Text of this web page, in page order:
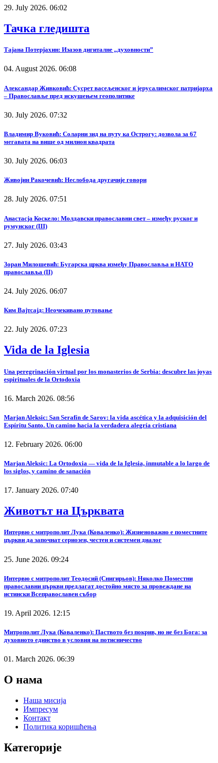
29. July 2026. 06:02
Тачка гледишта
Тајана Потерјахин: Изазов дигиталне „духовности”
04. August 2026. 06:08
Александар Живковић: Сусрет васељенског и јерусалимског патријарха
– Православље пред искушењем геополитике
30. July 2026. 07:32
Владимир Вуковић: Соларни зид на путу ка Острогу: дозвола за 67
мегавата на више од милион квадрата
30. July 2026. 06:03
Живојин Ракочевић: Неслобода другачије говори
28. July 2026. 07:51
Анастасја Коскело: Молдавски православни свет – између руског и
румунског (III)
27. July 2026. 03:43
Зоран Милошевић: Бугарска црква између Православља и НАТО
православља (II)
24. July 2026. 06:07
Ким Вајтсајд: Неочекивано путовање
22. July 2026. 07:23
Vida de la Iglesia
Una peregrinación virtual por los monasterios de Serbia: descubre las joyas
espirituales de la Ortodoxia
16. March 2026. 08:56
Marjan Aleksic: San Serafín de Sarov: la vida ascética y la adquisición del
Espíritu Santo. Un camino hacia la verdadera alegría cristiana
12. February 2026. 06:00
Marjan Aleksic: La Ortodoxia — vida de la Iglesia, inmutable a lo largo de
los siglos, y camino de sanación
17. January 2026. 07:40
Животът на Църквата
Интервю с митрополит Лука (Коваленко): Жизненоважно е поместните
църкви да започнат сериозен, честен и системен диалог
25. June 2026. 09:24
Интервю с митрополит Теодосий (Снигирьов): Няколко Поместни
православни църкви предлагат достойно място за провеждане на
истински Всеправославен събор
19. April 2026. 12:15
Митрополит Лука (Коваленко): Паството без покрив, но не без Бога: за
духовното единство в условия на потисничество
01. March 2026. 06:39
О нама
Наша мисија
Импресум
Контакт
Политика коришћења
Категорије